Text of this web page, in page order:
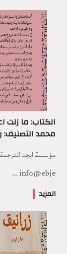
الكتاب: ما
محمد التصنيف:
info@ebje ...
المزيد